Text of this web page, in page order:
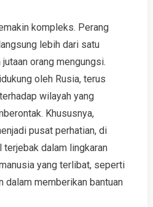
kompleks. Perang
lebih dari satu
orang mengungsi.
oleh Rusia, terus
wilayah yang
Khususnya,
pusat perhatian, di
terjebak dalam lingkaran
yang terlibat, seperti
dalam memberikan bantuan